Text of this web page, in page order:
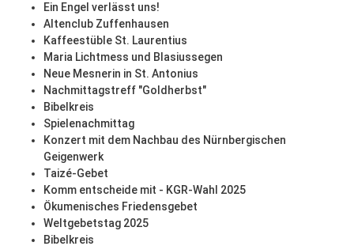
Ein Engel verlässt uns!
Altenclub Zuffenhausen
Kaffeestüble St. Laurentius
Maria Lichtmess und Blasiussegen
Neue Mesnerin in St. Antonius
Nachmittagstreff "Goldherbst"
Bibelkreis
Spielenachmittag
Konzert mit dem Nachbau des Nürnbergischen
Geigenwerk
Taizé-Gebet
Komm entscheide mit - KGR-Wahl 2025
Ökumenisches Friedensgebet
Weltgebetstag 2025
Bibelkreis